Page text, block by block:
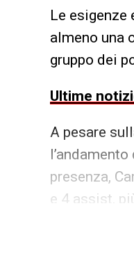
Le
almeno una
gruppo dei
Ultime
A pesare
presenza,
e 4 assist,
Numeri